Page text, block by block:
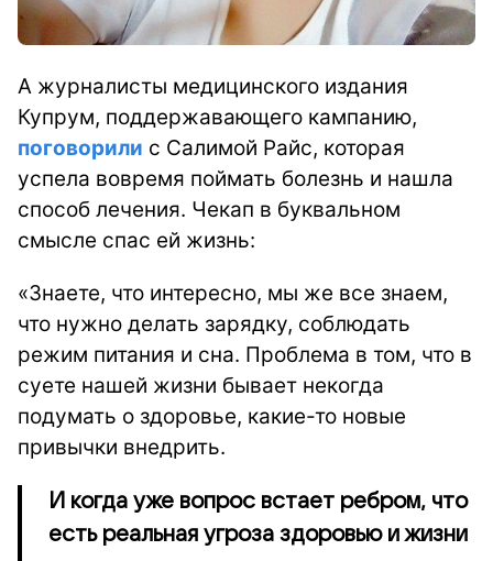
А журналисты медицинского издания
Купрум, поддержавающего кампанию,
поговорили с Салимой Райс, которая
успела вовремя поймать болезнь и нашла
способ лечения. Чекап в буквальном
смысле спас ей жизнь:
«Знаете, что интересно, мы же все знаем,
что нужно делать зарядку, соблюдать
режим питания и сна. Проблема в том, что в
суете нашей жизни бывает некогда
подумать о здоровье, какие-то новые
привычки внедрить.
И когда уже вопрос встает ребром, что
есть реальная угроза здоровью и жизни